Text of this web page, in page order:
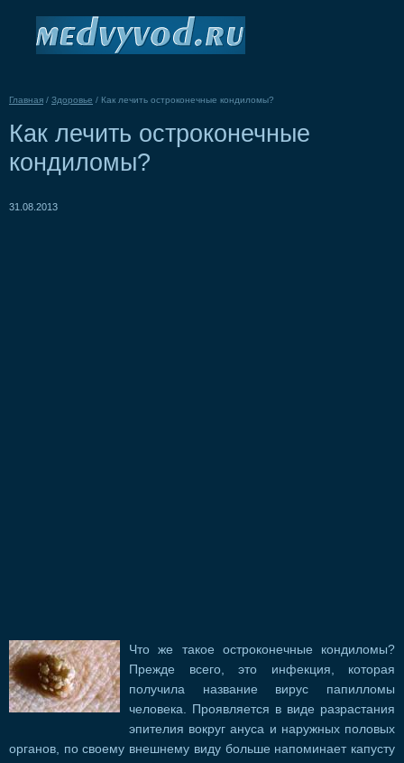
Главная / Здоровье / Как лечить остроконечные кондиломы?
Как лечить остроконечные
кондиломы?
31.08.2013
Что же такое остроконечные кондиломы?
Прежде всего, это инфекция, которая
получила название вирус папилломы
человека. Проявляется в виде разрастания
эпителия вокруг ануса и наружных половых
органов, по своему внешнему виду больше напоминает капусту